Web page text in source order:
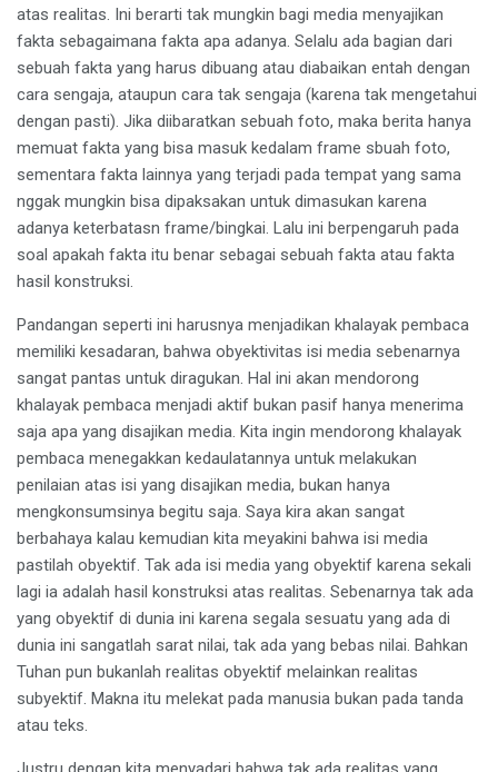
atas realitas. Ini berarti tak mungkin bagi media menyajikan
fakta sebagaimana fakta apa adanya. Selalu ada bagian dari
sebuah fakta yang harus dibuang atau diabaikan entah dengan
cara sengaja, ataupun cara tak sengaja (karena tak mengetahui
dengan pasti). Jika diibaratkan sebuah foto, maka berita hanya
memuat fakta yang bisa masuk kedalam frame sbuah foto,
sementara fakta lainnya yang terjadi pada tempat yang sama
nggak mungkin bisa dipaksakan untuk dimasukan karena
adanya keterbatasn frame/bingkai. Lalu ini berpengaruh pada
soal apakah fakta itu benar sebagai sebuah fakta atau fakta
hasil konstruksi.
Pandangan seperti ini harusnya menjadikan khalayak pembaca
memiliki kesadaran, bahwa obyektivitas isi media sebenarnya
sangat pantas untuk diragukan. Hal ini akan mendorong
khalayak pembaca menjadi aktif bukan pasif hanya menerima
saja apa yang disajikan media. Kita ingin mendorong khalayak
pembaca menegakkan kedaulatannya untuk melakukan
penilaian atas isi yang disajikan media, bukan hanya
mengkonsumsinya begitu saja. Saya kira akan sangat
berbahaya kalau kemudian kita meyakini bahwa isi media
pastilah obyektif. Tak ada isi media yang obyektif karena sekali
lagi ia adalah hasil konstruksi atas realitas. Sebenarnya tak ada
yang obyektif di dunia ini karena segala sesuatu yang ada di
dunia ini sangatlah sarat nilai, tak ada yang bebas nilai. Bahkan
Tuhan pun bukanlah realitas obyektif melainkan realitas
subyektif. Makna itu melekat pada manusia bukan pada tanda
atau teks.